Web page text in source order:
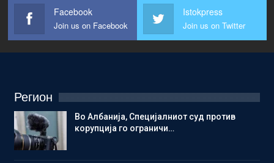
Facebook
Join us on Facebook
Istokpress
Join us on Twitter
Регион
Во Албанија, Специјалниот суд против
корупција го ограничи…